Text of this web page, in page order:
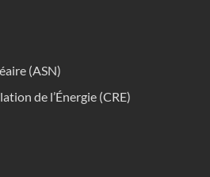
(ASN)
de l’Énergie (CRE)